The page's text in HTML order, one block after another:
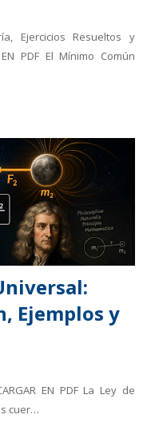
Ejercicios Resueltos y
PDF El Mínimo Común
Ejemplos y
EN PDF La Ley de
cuer…